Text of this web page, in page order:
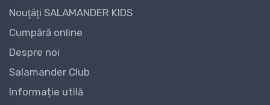
Nouţăţi SALAMANDER KIDS
Cumpără online
Despre noi
Salamander Club
Informație utilă